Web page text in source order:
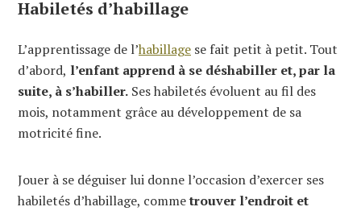
Habiletés d’habillage
L’apprentissage de l’habillage se fait petit à petit. Tout
d’abord, l’enfant apprend à se déshabiller et, par la
suite, à s’habiller. Ses habiletés évoluent au fil des
mois, notamment grâce au développement de sa
motricité fine.
Jouer à se déguiser lui donne l’occasion d’exercer ses
habiletés d’habillage, commetrouver l’endroit et